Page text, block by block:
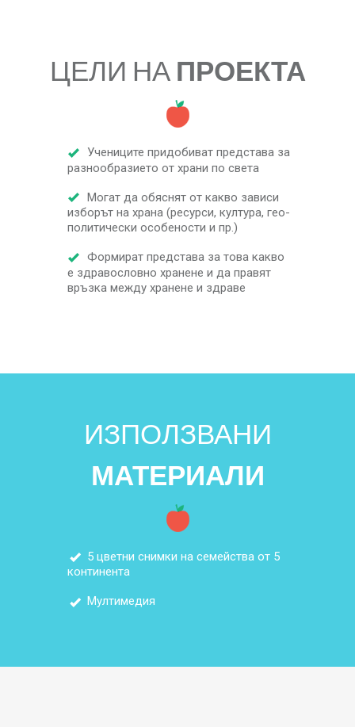
ЦЕЛИ НА ПРОЕКТА
Учениците придобиват представа за
разнообразието от храни по света
Могат да обяснят от какво зависи
изборът на храна (ресурси, култура, гео-
политически особености и пр.)
Формират представа за това какво
е здравословно хранене и да правят
връзка между хранене и здраве
ИЗПОЛЗВАНИ
МАТЕРИАЛИ
5 цветни снимки на семейства от 5
континента
Мултимедия